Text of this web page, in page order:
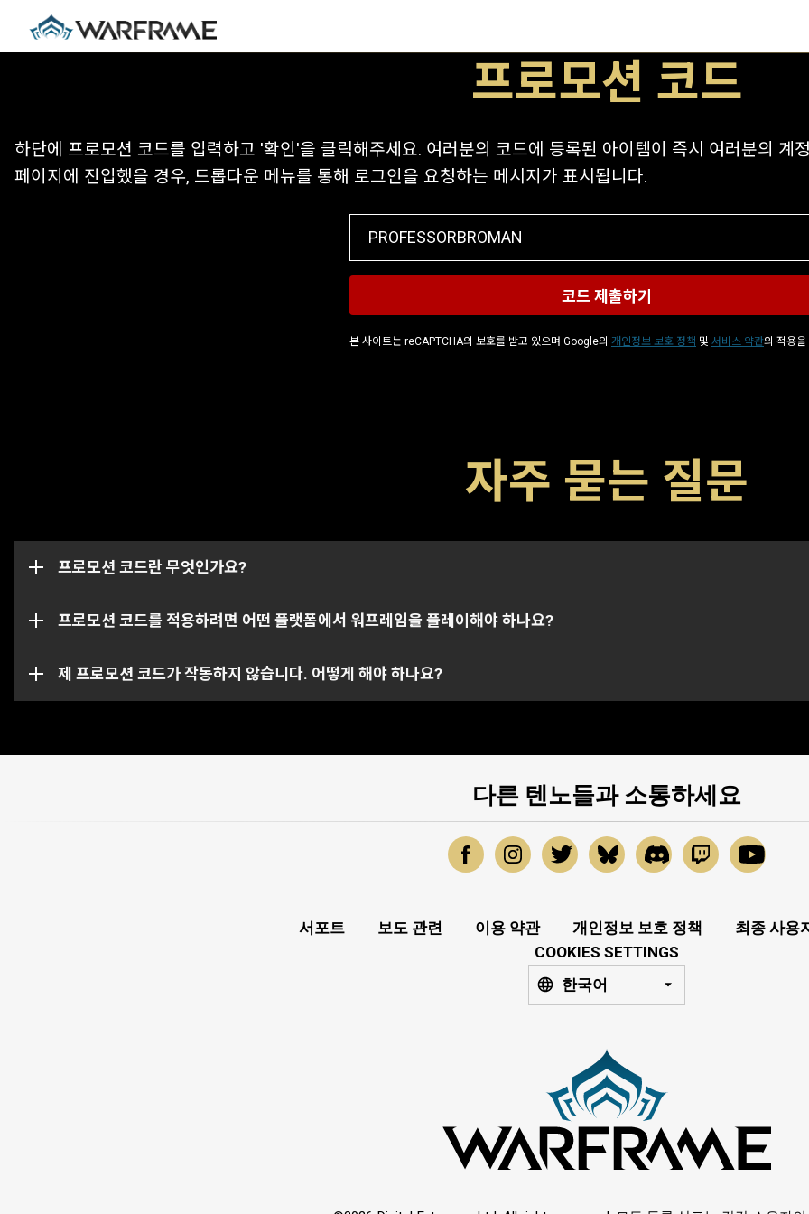
프로모션 코드
하단에 프로모션 코드를 입력하고 '확인'을 클릭해주세요. 여러분의 코드에 등록된 아이템이 즉시 여러분의 계
페이지에 진입했을 경우, 드롭다운 메뉴를 통해 로그인을 요청하는 메시지가 표시됩니다.
본 사이트는 reCAPTCHA의 보호를 받고 있으며 Google의 개인정보 보호 정책 및 서비스 약관의 적용을
자주 묻는 질문
프로모션 코드란 무엇인가요?
프로모션 코드는 글리프, 부스터 및 무기와 같은 게임 내 아이템을 해금할 수 있는 특수 코드입니다. 코드에는 일반적으로
날 시 작동하지 않습니다. 프로모션 코드는 특정 계정에 한정으로 연결될 수도 있으며, 이 경우 본래 코드가 전송된 계정에서
프로모션 코드를 적용하려면 어떤 플랫폼에서 워프레임을 플레이해야 하나요?
이 프로모션 코드 페이지에서는 여러분의 워프레임 계정이 연결된 모든 플랫폼에서의 아이템을 성공적으로 수령 및 지급할
특정 코드의 경우 특정 플랫폼에서만 사용하실 수 있는 점 참조해주시기 바랍니다. 여러분이 선택한 플랫폼에 연결된 계정
제 프로모션 코드가 작동하지 않습니다. 어떻게 해야 하나요?
해당 프로모션 코드는 이미 사용되었거나 만료되었을 수도 있습니다. 특정 문제에 대한 추가 지원이 필요하신 경우,
다른 텐노들과 소통하세요
서포트 보도 관련 이용 약관 개인정보 보호 정책
최종 사용
COOKIES SETTINGS
한국어